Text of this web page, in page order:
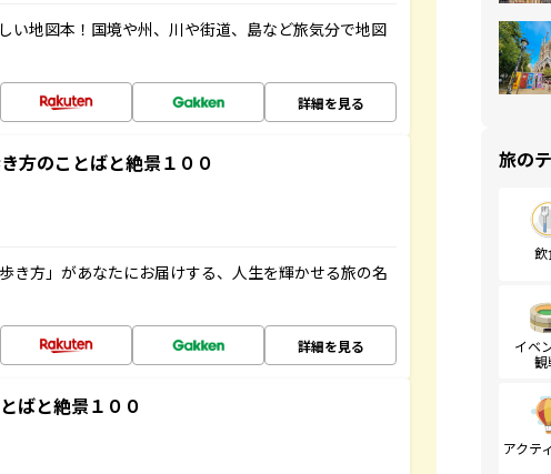
い地図本！国境や州、川や街道、島など旅気分で地図
詳細を見る
方のことばと絶景１００
き方」があなたにお届けする、人生を輝かせる旅の名
詳細を見る
ばと絶景１００
旅の
飲
イベ
観
アクテ